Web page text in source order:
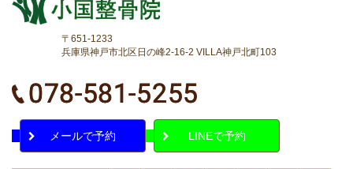
〒651-1233
兵庫県神戸市北区日の峰2-16-2 VILLA神戸北町103
メールで予約 LINEで予約